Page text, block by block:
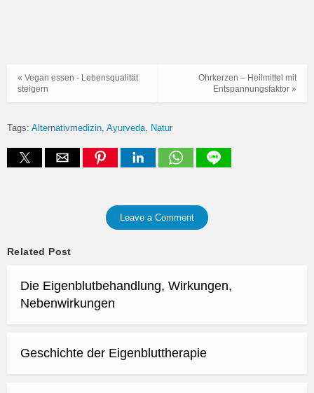
Ohrkerzen – Heilmittel mit
Entspannungsfaktor »
« Vegan essen - Lebensqualität
steigern
Tags: Alternativmedizin Ayurveda Natur
Leave a Comment
Related Post
Die Eigenblutbehandlung, Wirkungen,
Nebenwirkungen
Geschichte der Eigenbluttherapie